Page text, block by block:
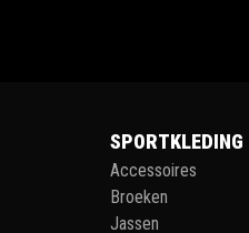
SPORTKLEDING
Accessoires
Broeken
Jassen